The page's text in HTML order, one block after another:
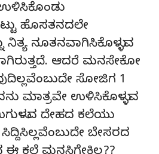
ಹೊಸತನದಲೇ
ನಿತ್ಯ ನೂತನವಾಗಿಸಿಕೊಳ್ಳುವ
ಆದರೆ ಮನಸೇಕೋ
ಸೋಜಿಗ 1
ಮಾತ್ರವೇ ಉಳಿಸಿಕೊಳ್ಳುವ
ದೇಹದ ಕಲೆಯು
ಬೇಸರದ